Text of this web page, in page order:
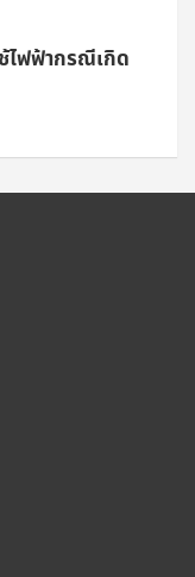
ไฟฟ้ากรณีเกิด